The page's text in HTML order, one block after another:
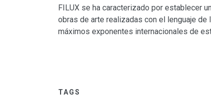
FILUX se ha caracterizado por establecer
obras de arte realizadas con el lenguaje
máximos exponentes internacionales de
TAGS